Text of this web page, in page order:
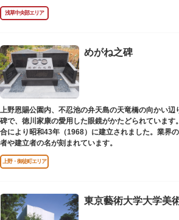
だ」（『東京の情景「大川と待乳山聖天宮」』より）
舞台にも待乳山や近くの今戸、橋場などをたびたび登
浅草中央部エリア
めがね之碑
上野恩賜公園内、不忍池の弁天島の天竜橋の向かい辺
碑で、徳川家康の愛用した眼鏡がかたどられています
合により昭和43年（1968）に建立されました。業界
者や建立者の名が刻まれています。
上野・御徒町エリア
東京藝術大学大学美